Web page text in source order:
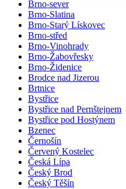
Brno-sever
Brno-Slatina
Brno-Starý Lískovec
Brno-střed
Brno-Vinohrady
Brno-Žabovřesky
Brno-Židenice
Brodce nad Jizerou
Brtnice
Bystřice
Bystřice nad Pernštejnem
Bystřice pod Hostýnem
Bzenec
Černošín
Červený Kostelec
Česká Lípa
Český Brod
Český Těšín